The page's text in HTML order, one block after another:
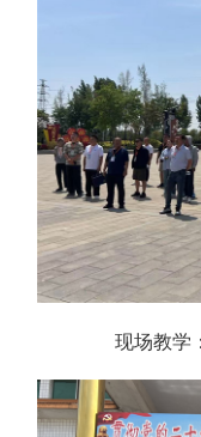
现场教学